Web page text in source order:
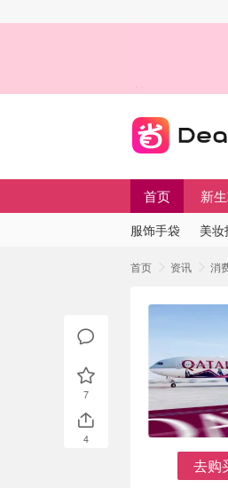
首页 新
服饰手袋 美
首页 资讯 消
去购
7
4